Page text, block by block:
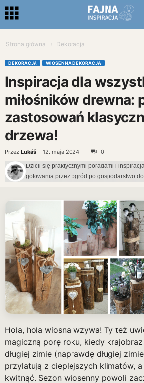
Strona główna Dekoracja
DEKORACJA WIOSENNA DEKORACJA
Inspiracja dla
miłośników drewna:
zastosowań
drzewa!
Przez Lukáš - 12. maja 2024 0
Dzieli się praktycznymi poradami i
gotowania przez ogród po gospodarstwo
Hola, hola wiosna wzywa! Ty też
magiczną porę roku, kiedy
długiej zimie (naprawdę długiej
przylatują z cieplejszych klimatów,
kwitnąć. Sezon wiosenny powoli